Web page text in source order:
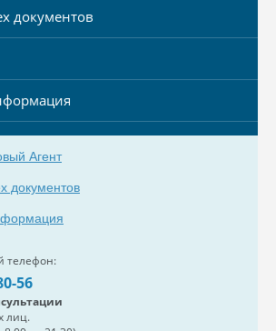
документов
Агент
документов
телефон:
56
лиц.